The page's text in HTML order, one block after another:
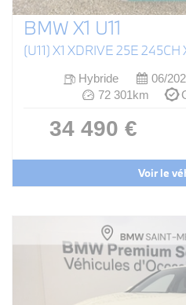
BMW X1 U11
(U11) X1 XDRIVE 25E
Hybride 06/
72 301km
34 490 €
Voir le